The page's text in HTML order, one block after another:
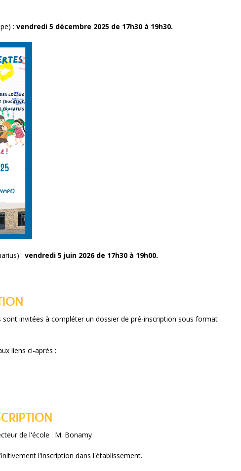
: vendredi 5 décembre 2025 de 17h30 à 19h30.
: vendredi 5 juin 2026 de 17h30 à 19h00.
invitées à compléter un dossier de pré-inscription sous format
liens ci-après :
de l'école : M. Bonamy
l'inscription dans l'établissement.